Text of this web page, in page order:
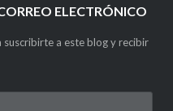
ELECTRÓNICO
a este blog y recibir